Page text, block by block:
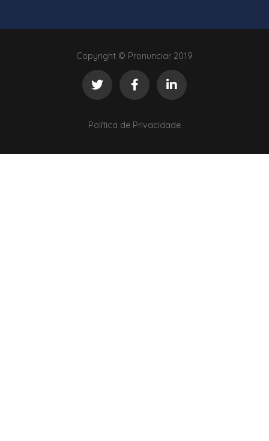
Copyright © Pronunciar 2019
Política de Privacidade